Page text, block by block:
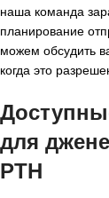
наша команда
планирование
можем обсудить
когда это
для
PTH